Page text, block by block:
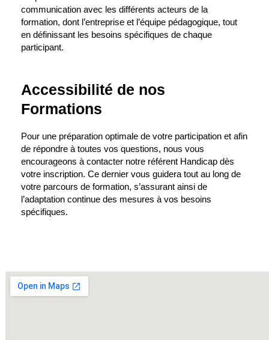
communication avec les différents acteurs de la
formation, dont l’entreprise et l’équipe pédagogique, tout
en définissant les besoins spécifiques de chaque
participant.
Accessibilité de nos
Formations
Pour une préparation optimale de votre participation et afin
de répondre à toutes vos questions, nous vous
encourageons à contacter notre référent Handicap dès
votre inscription. Ce dernier vous guidera tout au long de
votre parcours de formation, s’assurant ainsi de
l’adaptation continue des mesures à vos besoins
spécifiques.